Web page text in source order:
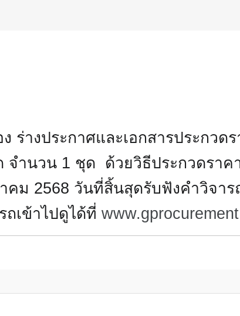
ร่างประกาศและเอกสารประกว
จำนวน 1 ชุด ด้วยวิธีประกวดราค
คม 2568 วันที่สิ้นสุดรับฟังคำวิจา
ถเข้าไปดูได้ที่